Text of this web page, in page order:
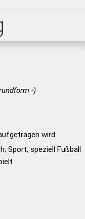
-)
wird
Sport, speziell Fußball